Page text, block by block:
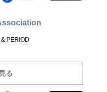
& PERIOD
る